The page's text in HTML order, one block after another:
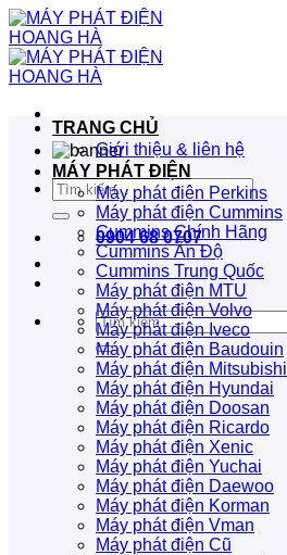
Bỏ
qua
nội
dung
Tìm
kiếm:
0904 68 0707
Tìm
kiếm:
TRANG CHỦ
Giới thiệu & liên hệ
MÁY PHÁT ĐIỆN
Máy phát điện Perkins
Máy phát điện Cummins
Cummins Chính Hãng
Cummins Ấn Độ
Cummins Trung Quốc
Máy phát điện MTU
Máy phát điện Volvo
Máy phát điện Iveco
Máy phát điện Baudouin
Máy phát điện Mitsubishi
Máy phát điện Hyundai
Máy phát điện Doosan
Máy phát điện Ricardo
Máy phát điện Xenic
Máy phát điện Yuchai
Máy phát điện Daewoo
Máy phát điện Korman
Máy phát điện Vman
Máy phát điện Cũ